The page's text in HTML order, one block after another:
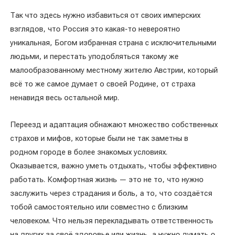
Так что здесь нужно избавиться от своих имперских
взглядов, что Россия это какая-то невероятно
уникальная, Богом избранная страна с исключительными
людьми, и перестать уподобляться такому же
малообразованному местному жителю Австрии, который
всё то же самое думает о своей Родине, от страха
ненавидя весь остальной мир.
Переезд и адаптация обнажают множество собственных
страхов и мифов, которые были не так заметны в
родном городе в более знакомых условиях.
Оказывается, важно уметь отдыхать, чтобы эффективно
работать. Комфортная жизнь — это не то, что нужно
заслужить через страдания и боль, а то, что создаётся
тобой самостоятельно или совместно с близким
человеком. Что нельзя перекладывать ответственность